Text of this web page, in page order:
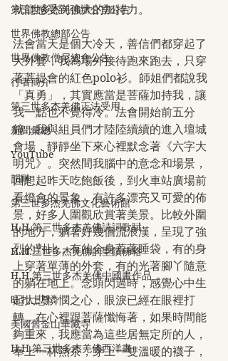
第三世多杰羌佛辦公室公告
世界佛教總部公告
世界佛教僧尼總會公告
行者簡介
第三世多杰羌佛正法受用
新聞彙總
YouTube
韻雕
第三世多杰羌佛文化藝術館
H.H.第三世多杰羌佛詩詞歌賦
H.H.三世多杰羌佛的聖蹟佛格
H.H.第三世多杰羌佛中國畫作品
旺扎上尊
美國舊金山華藏寺
H.H.第三世多杰羌佛西洋畫
就能感受到強大的加持力。
法會當天是個大冷天，善信們都穿起了
大外套，我為場外接待跑來跑去，只穿
著菩提會的紅色polo衫。師姐們都說我
「真勇」，其實應當是菩薩加持我，讓
我一點也不覺得冷。法會開始前五分
鐘，我與組員們才陸陸續續的進入壇城
會場，靜靜坐下來心裡默念著《六字大
明咒》。突然間我腦中的意念和場景，
回想起昨天吃飽飯後，到火車站廣場前
看燈會的景象，有許多漂亮又可愛的佈
景，好多人圍觀欣賞著美景。比較外圍
的地方，躺著好幾個流浪漢，呈現了強
烈的對比，有的全身蓋著睡袋，有的身
上穿著單薄的外套，有的光著腳丫隨意
的躺在地上。念頭閃過時，感覺心中生
起大悲憐憫之心，眼淚已經在眼裡打
轉，在心裡跟菩薩懺悔著，如果時間能
夠重來，我應當為這些居無定所的人，
奉上一杯熱茶，穿上一雙溫暖的襪子，